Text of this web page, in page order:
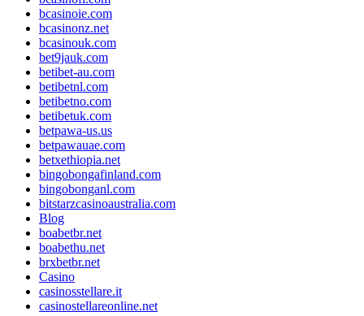
bcasinoie.com
bcasinonz.net
bcasinouk.com
bet9jauk.com
betibet-au.com
betibetnl.com
betibetno.com
betibetuk.com
betpawa-us.us
betpawauae.com
betxethiopia.net
bingobongafinland.com
bingobonganl.com
bitstarzcasinoaustralia.com
Blog
boabetbr.net
boabethu.net
brxbetbr.net
Casino
casinosstellare.it
casinostellareonline.net